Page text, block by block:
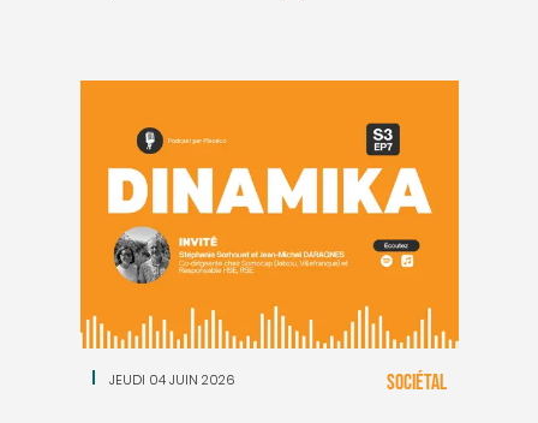
JEUDI 04 JUIN 2026 SOCIÉTAL